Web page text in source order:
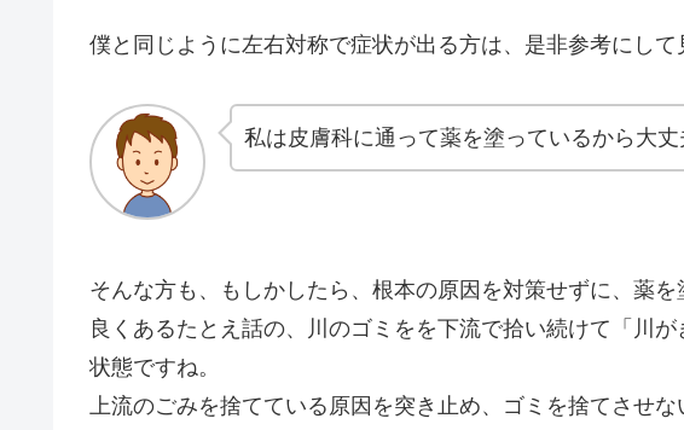
僕と同じように左右対称で症状が出る方は、是非参考にして
私は皮膚科に通って薬を塗っているから大丈
そんな方も、もしかしたら、根本の原因を対策せずに、薬を
良くあるたとえ話の、川のゴミをを下流で拾い続けて「川
状態ですね。
上流のごみを捨てている原因を突き止め、ゴミを捨てさせ